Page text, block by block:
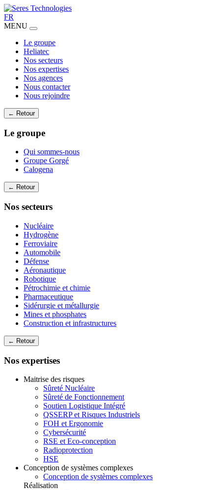
FR
MENU
Le groupe
Heliatec
Nos secteurs
Nos expertises
Nos agences
Nous contacter
Nous rejoindre
← Retour
Le groupe
Qui sommes-nous
Groupe Gorgé
Calogena
← Retour
Nos secteurs
Nucléaire
Hydrogène
Ferroviaire
Automobile
Défense
Aéronautique
Robotique
Pétrochimie et chimie
Pharmaceutique
Sidérurgie et métallurgie
Mines et phosphates
Construction et infrastructures
← Retour
Nos expertises
Maitrise des risques
Sûreté Nucléaire
Sûreté de Fonctionnement
Soutien Logistique Intégré
QSSERP et Risques Industriels
FOH et Ergonomie
Cybersécurité
RSE et Eco-conception
Radioprotection
HSE
Conception de systèmes complexes
Conception de systèmes complexes
Réalisation